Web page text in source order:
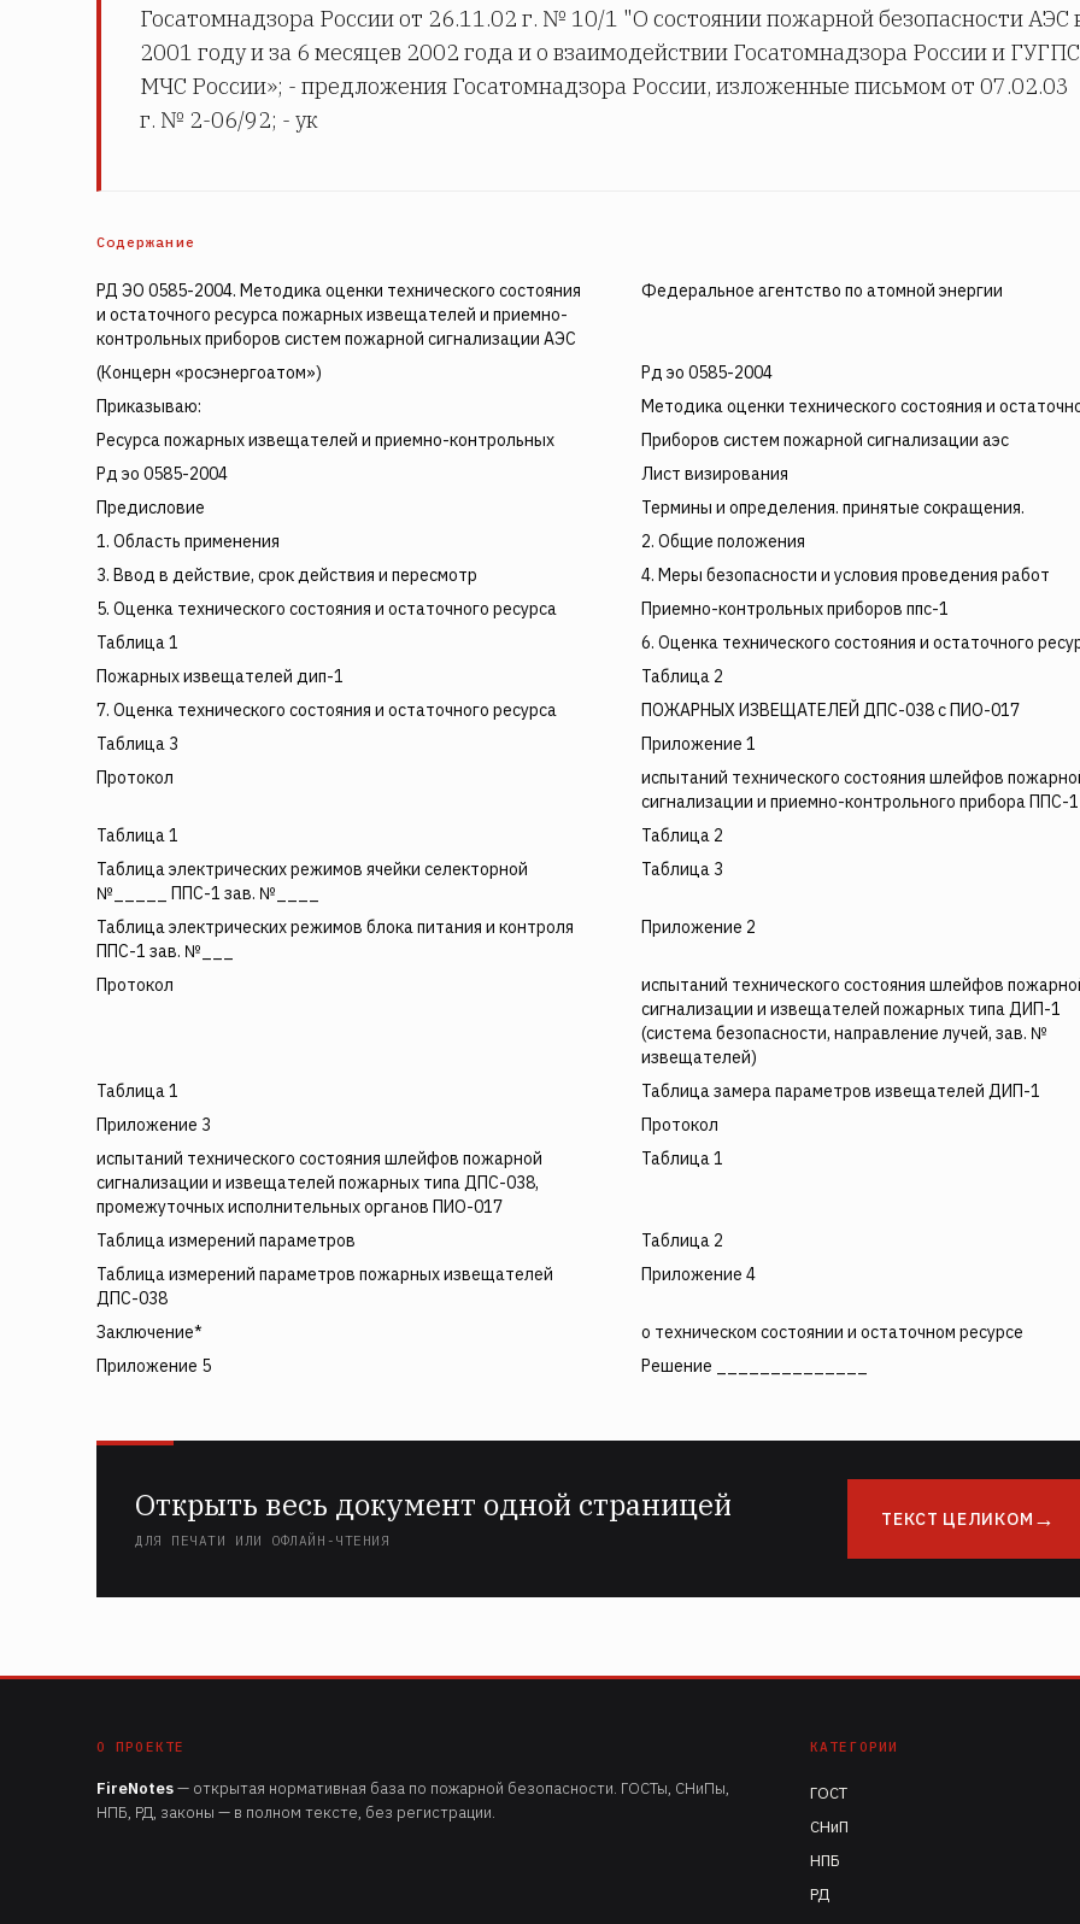
Госатомнадзора России от 26.11.02 г. № 10/1 "О состоянии пожарной безопасности АЭС
2001 году и за 6 месяцев 2002 года и о взаимодействии Госатомнадзора России и ГУГПС
МЧС России»; - предложения Госатомнадзора России, изложенные письмом от 07.02.03
г. № 2-06/92; - ук
Содержание
РД ЭО 0585-2004. Методика оценки технического состояния
и остаточного ресурса пожарных извещателей и приемно-
контрольных приборов систем пожарной сигнализации АЭС
Федеральное агентство по атомной энергии
(Концерн «росэнергоатом»)
Рд эо 0585-2004
Приказываю:
Методика оценки технического состояния и
Ресурса пожарных извещателей и приемно-контрольных
Приборов систем пожарной сигнализации аэс
Рд эо 0585-2004
Лист визирования
Предисловие
Термины и определения. принятые сокращения.
1. Область применения
2. Общие положения
3. Ввод в действие, срок действия и пересмотр
4. Меры безопасности и условия проведения работ
5. Оценка технического состояния и остаточного ресурса
Приемно-контрольных приборов ппс-1
Таблица 1
6. Оценка технического состояния и остаточного
Пожарных извещателей дип-1
Таблица 2
7. Оценка технического состояния и остаточного ресурса
ПОЖАРНЫХ ИЗВЕЩАТЕЛЕЙ ДПС-038 с ПИО-017
Таблица 3
Приложение 1
Протокол
испытаний технического состояния шлейфов
сигнализации и приемно-контрольного прибора ППС-1
Таблица 1
Таблица 2
Таблица электрических режимов ячейки селекторной
№_____ ППС-1 зав. №____
Таблица 3
Таблица электрических режимов блока питания и контроля
ППС-1 зав. №___
Приложение 2
Протокол
испытаний технического состояния шлейфов
сигнализации и извещателей пожарных типа ДИП-1
(система безопасности, направление лучей, зав. №
извещателей)
Таблица 1
Таблица замера параметров извещателей ДИП-1
Приложение 3
Протокол
испытаний технического состояния шлейфов пожарной
сигнализации и извещателей пожарных типа ДПС-038,
промежуточных исполнительных органов ПИО-017
Таблица 1
Таблица измерений параметров
Таблица 2
Таблица измерений параметров пожарных извещателей
ДПС-038
Приложение 4
Заключение*
о техническом состоянии и остаточном ресурсе
Приложение 5
Решение ______________
Открыть весь документ одной страницей
ДЛЯ ПЕЧАТИ ИЛИ ОФЛАЙН-ЧТЕНИЯ
ТЕКСТ ЦЕЛИКОМ
О ПРОЕКТЕ
FireNotes— открытая нормативная база по пожарной безопасности. ГОСТы, СНиПы,
НПБ, РД, законы — в полном тексте, без регистрации.
КАТЕГОРИИ
ГОСТ
СНиП
НПБ
РД